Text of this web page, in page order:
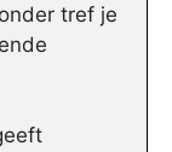
tref je